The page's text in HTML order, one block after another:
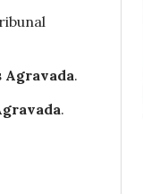
Agravada.
.